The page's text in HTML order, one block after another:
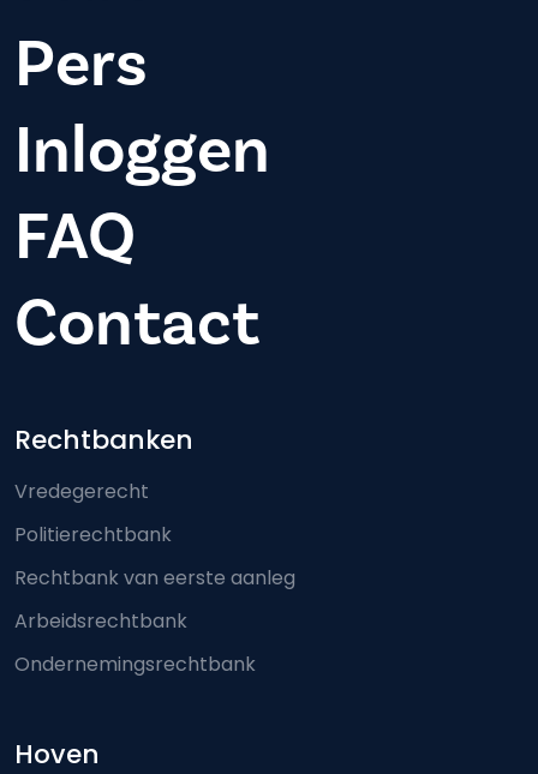
Pers
Inloggen
FAQ
Contact
Footer-menu
Rechtbanken
Vredegerecht
Politierechtbank
Rechtbank van eerste aanleg
Arbeidsrechtbank
Ondernemingsrechtbank
Hoven